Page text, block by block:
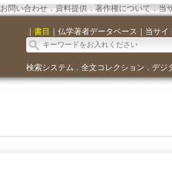
お問い合わせ． 資料提供．著作権について．当
｜ 書目 ｜ 仏学著者データベース ｜ 当サイ
検索システム ． 全文コレクション ． デジ